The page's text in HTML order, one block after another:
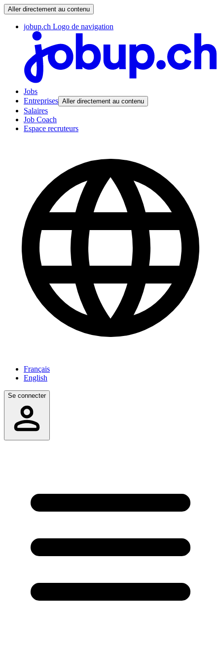
Aller directement au contenu
jobup.ch Logo de navigation
Jobs
Entreprises Aller directement au contenu
Salaires
Job Coach
Espace recruteurs
Français
English
Se connecter